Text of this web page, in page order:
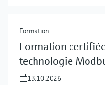
Formation
Formation
technologie
13.10.2026